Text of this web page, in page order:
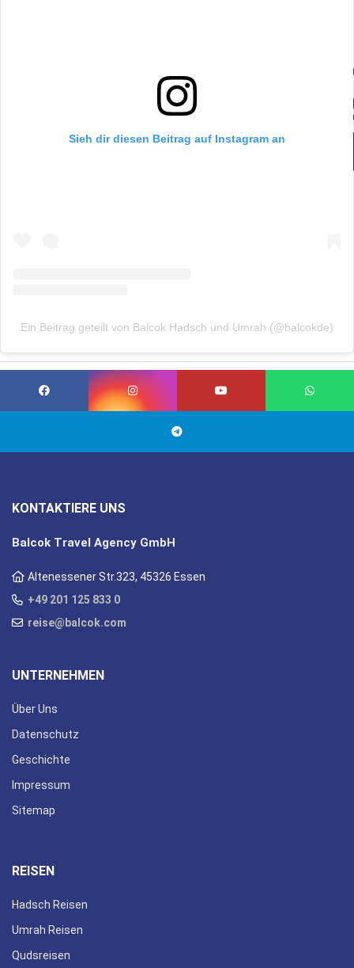
Sieh dir diesen Beitrag auf Instagram an
Ein Beitrag geteilt von Balcok Hadsch und Umrah (@balcokde)
KONTAKTIERE UNS
Balcok Travel Agency GmbH
Altenessener Str.323, 45326 Essen
+49 201 125 833 0
reise@balcok.com
UNTERNEHMEN
Über Uns
Datenschutz
Geschichte
Impressum
Sitemap
REISEN
Hadsch Reisen
Umrah Reisen
Qudsreisen